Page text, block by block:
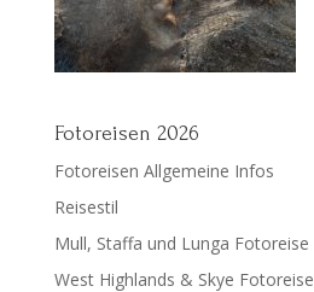
Fotoreisen 2026
Fotoreisen Allgemeine Infos
Reisestil
Mull, Staffa und Lunga Fotoreise
West Highlands & Skye Fotoreise